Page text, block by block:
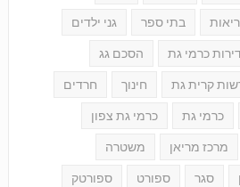
בתי ספר גני ילדים
כרמי גת הסכם גג
קרית גת חינוך חרדים
כרמי גת כרמי גת צפון
מרכז מריאן משטרה
סגר ספורט ספורטק